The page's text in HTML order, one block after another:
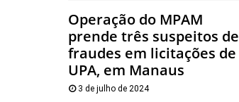
Operação do MPAM
prende três suspeitos de
fraudes em licitações de
UPA, em Manaus
3 de julho de 2024